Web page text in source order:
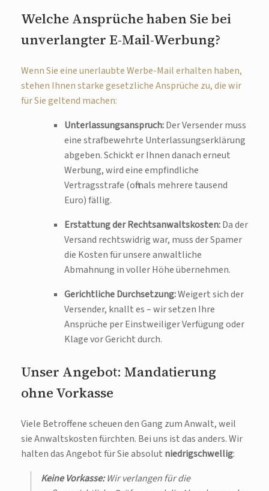
Welche Ansprüche haben Sie bei
unverlangter E-Mail-Werbung?
Wenn Sie eine unerlaubte Werbe-Mail erhalten haben,
stehen Ihnen starke gesetzliche Ansprüche zu, die wir
für Sie geltend machen:
Unterlassungsanspruch:Der Versender muss
eine strafbewehrte Unterlassungserklärung
abgeben. Schickt er Ihnen danach erneut
Werbung, wird eine empfindliche
Vertragsstrafe (oftmals mehrere tausend
Euro) fällig.
Erstattung der Rechtsanwaltskosten:Da der
Versand rechtswidrig war, muss der Spamer
die Kosten für unsere anwaltliche
Abmahnung in voller Höhe übernehmen.
Gerichtliche Durchsetzung:Weigert sich der
Versender, knallt es – wir setzen Ihre
Ansprüche per Einstweiliger Verfügung oder
Klage vor Gericht durch.
Unser Angebot: Mandatierung
ohne Vorkasse
Viele Betroffene scheuen den Gang zum Anwalt, weil
sie Anwaltskosten fürchten. Bei uns ist das anders. Wir
halten das Angebot für Sie absolut niedrigschwellig:
Keine Vorkasse:Wir verlangen für die